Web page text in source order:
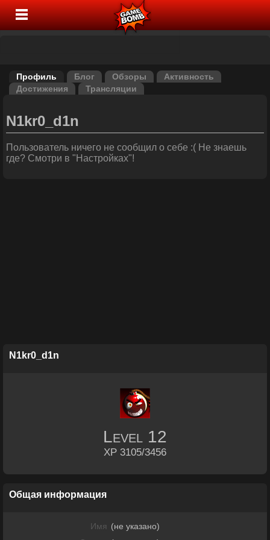
Профиль Блог Обзоры
Активность
Достижения
Трансляции
N1kr0_d1n
Пользователь ничего не сообщил о себе :( Не знаешь
где? Смотри в "Настройках"!
N1kr0_d1n
Level 12
XP 3105/3456
Общая информация
Имя (не указано)